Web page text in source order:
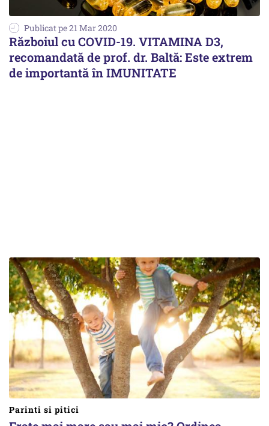
Publicat pe 21 Mar 2020
Războiul cu COVID-19. VITAMINA D3,
recomandată de prof. dr. Baltă: Este extrem
de importantă în IMUNITATE
Parinti si pitici